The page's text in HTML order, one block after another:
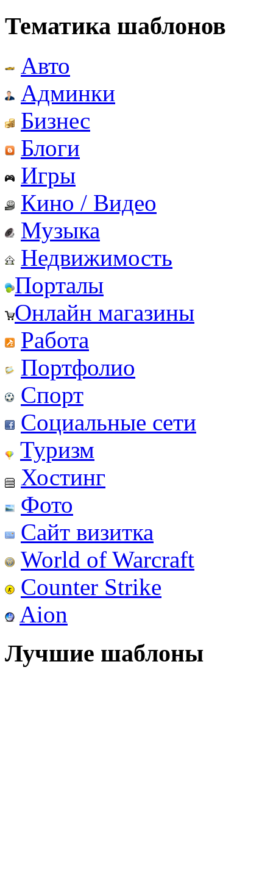
Тематика шаблонов
Авто
Админки
Бизнес
Блоги
Игры
Кино / Видео
Музыка
Недвижимость
Порталы
Онлайн магазины
Работа
Портфолио
Спорт
Социальные сети
Туризм
Хостинг
Фото
Сайт визитка
World of Warcraft
Counter Strike
Aion
Лучшие шаблоны